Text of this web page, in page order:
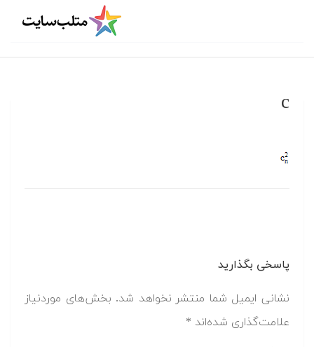
c
پاسخی بگذارید
نشانی ایمیل شما منتشر نخواهد شد. بخش‌های موردنیاز
علامت‌گذاری شده‌اند *